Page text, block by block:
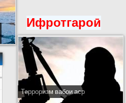
Ифротгароӣ
Терроризм вабои аср